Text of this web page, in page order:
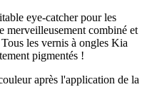
eye-catcher pour les
merveilleusement combiné et
les vernis à ongles Kia
pigmentés !
après l'application de la